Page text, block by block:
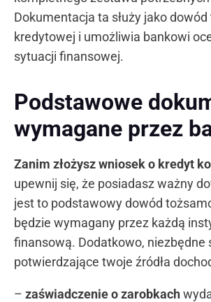
Dokumentacja ta służy jako
kredytowej i umożliwia bankowi
sytuacji finansowej.
Podstawowe
wymagane przez
Zanim złożysz wniosek o kredyt
upewnij się, że posiadasz ważny
jest to podstawowy dowód
będzie wymagany przez każdą
finansową. Dodatkowo, niezbędne
potwierdzające twoje źródła
– zaświadczenie o zarobkach